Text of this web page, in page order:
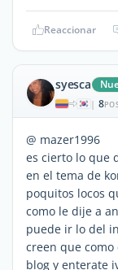
Reaccionar
syesca
| 8
@ mazer1996
es cierto lo que
en el tema de
poquitos locos
como le dije a
puede ir lo del
creen que
blog y enterate